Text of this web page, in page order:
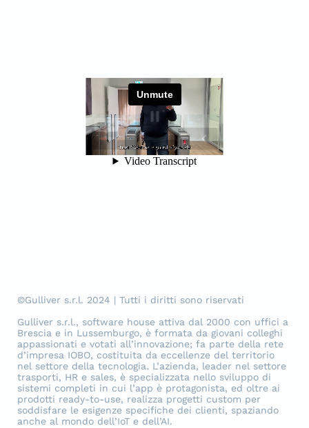
©Gulliver s.r.l. 2024 | Tutti i diritti sono riservati
Gulliver s.r.l., software house attiva dal 2000 con uffici a
Brescia e in Lussemburgo, è formata da giovani colleghi
appassionati e votati all’innovazione; fa parte della rete
d’impresa IOBO, costituita da eccellenze del territorio
nel settore della tecnologia. L’azienda, leader nel settore
trasporti, HR e sales, è specializzata nello sviluppo di
sistemi completi in cui l’app è protagonista, ed oltre ai
prodotti ready-to-use, realizza progetti custom per
soddisfare le esigenze specifiche dei clienti, spaziando
anche al mondo dell’IoT e dell’AI.